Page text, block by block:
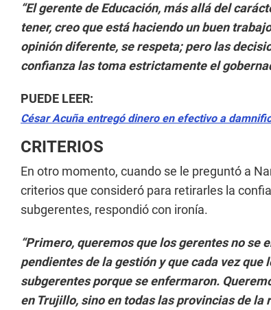
“El gerente de Educación, más allá del
tener, creo que está haciendo un buen
opinión diferente, se respeta; pero las
confianza las toma estrictamente el
PUEDE LEER:
César Acuña entregó dinero en efectivo a
CRITERIOS
En otro momento, cuando se le preguntó a
criterios que consideró para retirarles la
subgerentes, respondió con ironía.
“Primero, queremos que los gerentes no se
pendientes de la gestión y que cada vez que
subgerentes porque se enfermaron.
en Trujillo, sino en todas las provincias de la